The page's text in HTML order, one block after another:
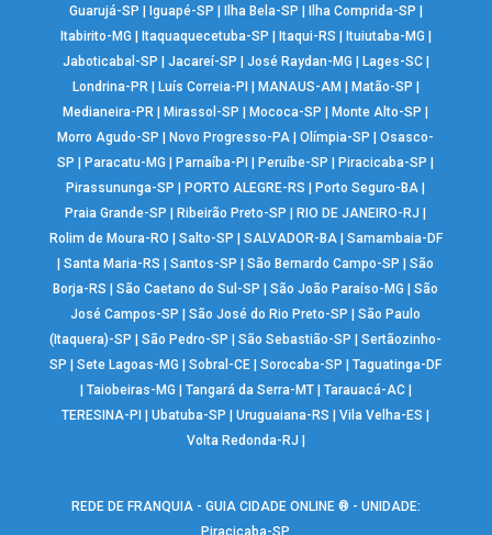
Guarujá-SP
Iguapé-SP Ilha Bela-SP Ilha Comprida-SP
Itabirito-MG
Itaquaquecetuba-SP Itaqui-RS Ituiutaba-MG
Jaboticabal-SP
Jacareí-SP José Raydan-MG Lages-SC|
Londrina-PR| Luís Correia-PI MANAUS-AM Matão-SP
Medianeira-PR
Mirassol-SP Mococa-SP Monte Alto-SP
Morro Agudo-SP
Novo Progresso-PA |Olímpia-SP |Osasco-
SP
Paracatu-MG Parnaíba-PI Peruíbe-SP Piracicaba-SP
Pirassununga-SP
PORTO ALEGRE-RS Porto Seguro-BA
Praia Grande-SP
Ribeirão Preto-SP RIO DE JANEIRO-RJ
Rolim de Moura-RO
Salto-SP SALVADOR-BA| Samambaia-DF
|Santa Maria-RS |Santos-SP |São Bernardo Campo-SP |São
Borja-RS
|São Caetano do Sul-SP |São João Paraíso-MG |São
José Campos-SP
|São José do Rio Preto-SP |São Paulo
(Itaquera)-SP
|São Pedro-SP |São Sebastião-SP |Sertãozinho-
SP
|Sete Lagoas-MG |Sobral-CE |Sorocaba-SP |Taguatinga-DF
Taiobeiras-MG Tangará da Serra-MT| Tarauacá-AC|
TERESINA-PI
|Ubatuba-SP |Uruguaiana-RS |Vila Velha-ES
Volta Redonda-RJ
REDE DE FRANQUIA - GUIA CIDADE ONLINE ® - UNIDADE:
Piracicaba-SP